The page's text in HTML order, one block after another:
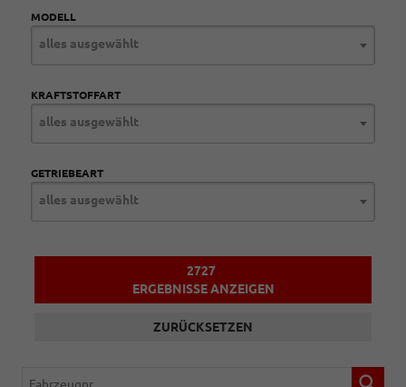
MODELL
alles ausgewählt
KRAFTSTOFFART
alles ausgewählt
GETRIEBEART
alles ausgewählt
2727
ERGEBNISSE ANZEIGEN
ZURÜCKSETZEN
Fahrzeugnr.